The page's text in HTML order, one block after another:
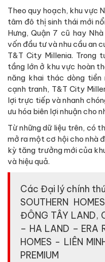
Theo quy hoạch, khu vực
tâm đô thị sinh thái mới
Hưng, Quận 7 cũ hay
vốn đầu tư và nhu cầu an
T&T City Millenia. Trong
tầng lớn ở khu vực hoàn
năng khai thác dòng
cạnh tranh, T&T City
lợi trực tiếp và nhanh
ưu hóa biên lợi nhuận cho
Từ những dữ liệu trên, có
mở ra một cơ hội cho nhà
kỳ tăng trưởng mới của
và hiệu quả.
Các Đại lý chính
SOUTHERN
ĐÔNG TÂY LAND,
– HA LAND – ERA
HOMES - LIÊN
PREMIUM